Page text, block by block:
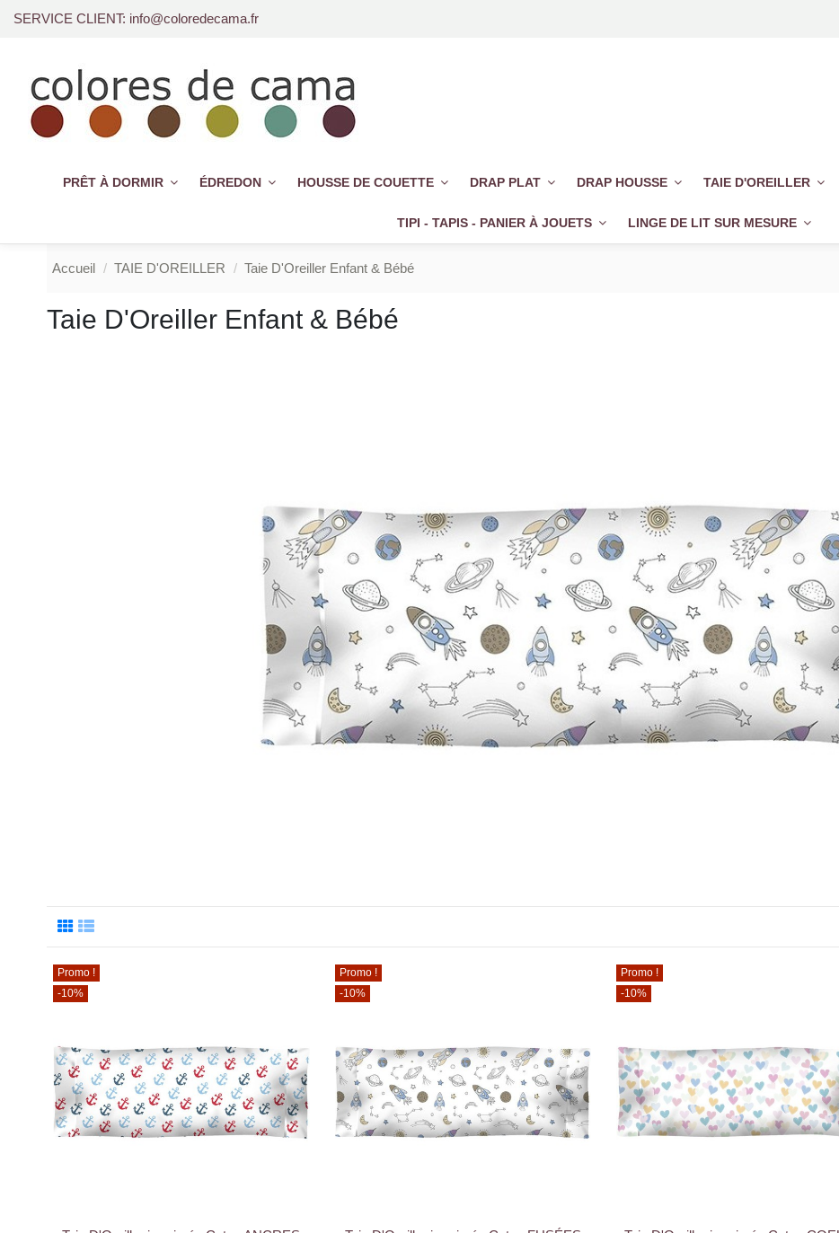
SERVICE CLIENT: info@coloredecama.fr
PRÊT À DORMIR ÉDREDON HOUSSE DE COUETTE DRAP PLAT DRAP HOUSSE TAIE D'OREILLER
TIPI - TAPIS - PANIER À JOUETS LINGE DE LIT SUR MESURE
Accueil TAIE D'OREILLER Taie D'Oreiller Enfant & Bébé
Taie D'Oreiller Enfant & Bébé
Promo !
-10%
Promo !
-10%
Promo !
-10%